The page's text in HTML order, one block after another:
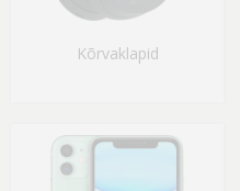
Kõrvaklapid